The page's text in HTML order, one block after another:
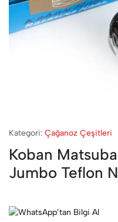
Kategori: Çağanoz Çeşitleri
Koban
Jumbo Teflon